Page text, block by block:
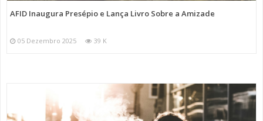
AFID Inaugura Presépio e Lança Livro Sobre a Amizade
05 Dezembro 2025 39 K